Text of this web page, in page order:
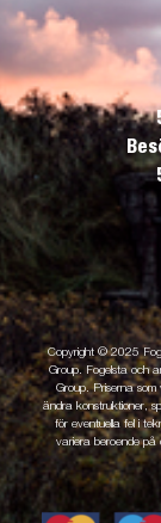
Copyright © 2025
Group. Fogelsta och
Group. Priserna
ändra konstruktioner,
för eventuella fel i
variera beroende på